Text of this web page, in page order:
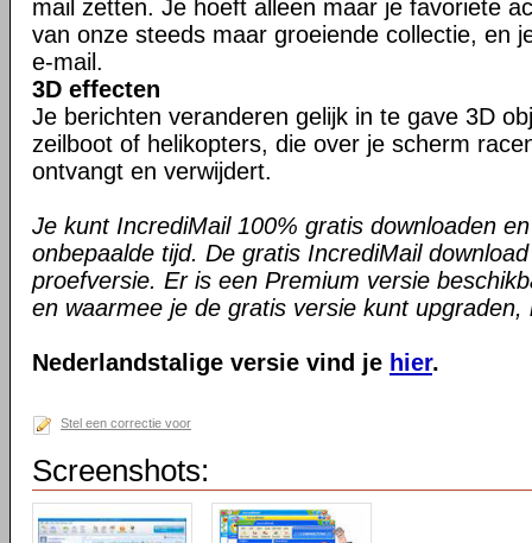
mail zetten. Je hoeft alleen maar je favoriete
van onze steeds maar groeiende collectie, en
e-mail.
3D effecten
Je berichten veranderen gelijk in te gave 3D
zeilboot of helikopters, die over je scherm
ontvangt en verwijdert.
Je kunt IncrediMail 100% gratis downloaden
onbepaalde tijd. De gratis IncrediMail
proefversie. Er is een Premium versie
en waarmee je de gratis versie kunt
Nederlandstalige versie vind je hier.
Stel een correctie voor
Screenshots: